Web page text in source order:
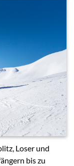
Loser und
bis zu